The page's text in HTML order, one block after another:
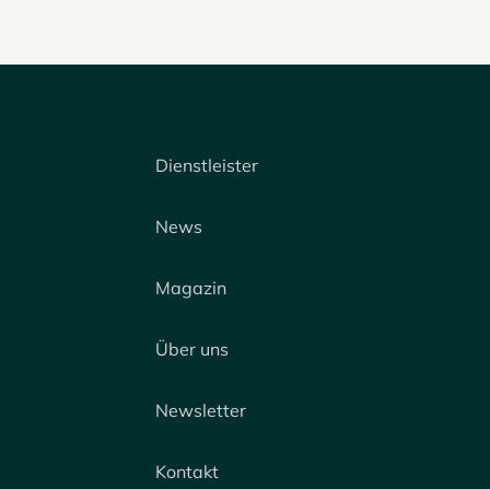
Dienstleister
News
Magazin
Über uns
Newsletter
Kontakt